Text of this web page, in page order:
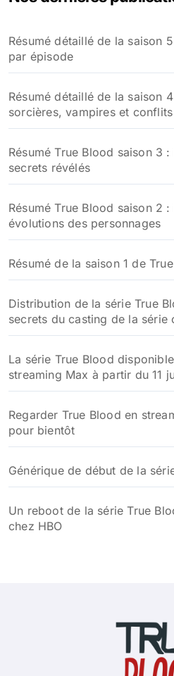
Résumé détaillé de la saison
par épisode
Résumé détaillé de la saison
sorcières, vampires et
Résumé True Blood saison 3
secrets révélés
Résumé True Blood saison 2
évolutions des personnages
Résumé de la saison 1 de
Distribution de la série True
secrets du casting de la série
La série True Blood
streaming Max à partir du 11
Regarder True Blood en
pour bientôt
Générique de début de la
Un reboot de la série True
chez HBO